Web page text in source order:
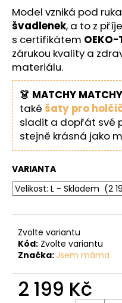
Model vzniká pod
švadlenek, a to z
s certifikátem
zárukou kvality a
materiálu.
👗 MATCHY
také šaty pro
sladit a dopřát své
stejně krásná jako
VARIANTA
Zvolte variantu
Kód: Zvolte variantu
Značka: Jsem máma
2 199 Kč